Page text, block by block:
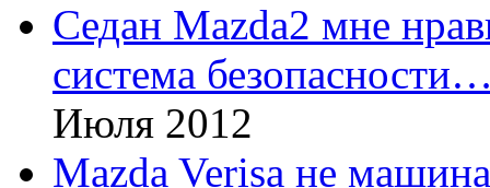
Седан Mazda2 мне
система
Июля 2012
Mazda Verisa не